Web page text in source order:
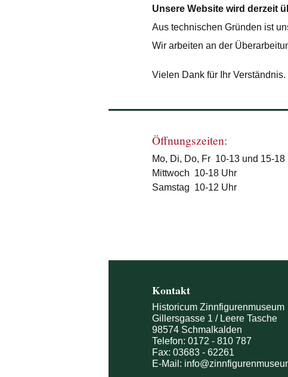
Unsere Website wird derzeit
Aus technischen Gründen ist
Wir arbeiten an der
Vielen Dank für Ihr
Öffnungszeiten:
Mo, Di, Do, Fr 10-13 und 15-18
Mittwoch 10-18 Uhr
Samstag 10-12 Uhr
Kontakt
Historicum Zinnfigurenmuseum
Gillersgasse 1 / Leere Tasche
98574 Schmalkalden
Telefon: 0172 - 810 787
Fax: 03683 - 62261
E-Mail: